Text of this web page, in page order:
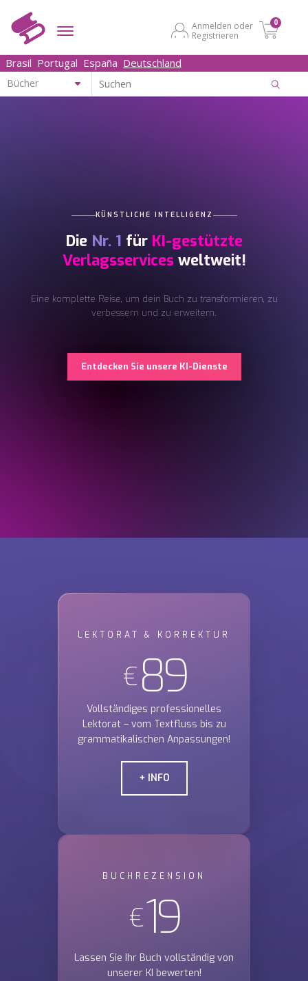
Anmelden oder
Registrieren
0
Brasil Portugal España Deutschland
KÜNSTLICHE INTELLIGENZ
Die Nr. 1 für KI-gestützte
Verlagsservices weltweit!
Eine komplette Reise, um dein Buch zu transformieren, zu
verbessern und zu erweitern.
Entdecken Sie unsere KI-Dienste
LEKTORAT & KORREKTUR
€89
Vollständiges professionelles
Lektorat – vom Textfluss bis zu
grammatikalischen Anpassungen!
+ INFO
BUCHREZENSION
€19
Lassen Sie Ihr Buch vollständig von
unserer KI bewerten!